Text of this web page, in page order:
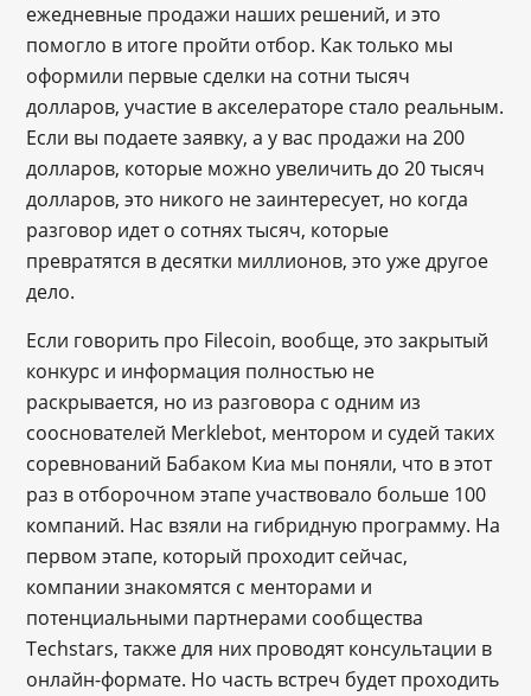
ежедневные продажи наших решений, и это
помогло в итоге пройти отбор. Как только мы
оформили первые сделки на сотни тысяч
долларов, участие в акселераторе стало реальным.
Если вы подаете заявку, а у вас продажи на 200
долларов, которые можно увеличить до 20 тысяч
долларов, это никого не заинтересует, но когда
разговор идет о сотнях тысяч, которые
превратятся в десятки миллионов, это уже другое
дело.
Если говорить про Filecoin, вообще, это закрытый
конкурс и информация полностью не
раскрывается, но из разговора с одним из
сооснователей Merklebot, ментором и судей таких
соревнований Бабаком Киа мы поняли, что в этот
раз в отборочном этапе участвовало больше 100
компаний. Нас взяли на гибридную программу. На
первом этапе, который проходит сейчас,
компании знакомятся с менторами и
потенциальными партнерами сообщества
Techstars, также для них проводят консультации в
онлайн-формате. Но часть встреч будет проходить